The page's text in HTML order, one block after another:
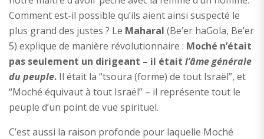
Comment est-il possible qu’ils aient ainsi suspecté le
plus grand des justes ? Le Maharal (Be’er haGola, Be’er
5) explique de manière révolutionnaire : Moché n’était
pas seulement un dirigeant – il était l’âme générale
du peuple. Il était la “tsoura (forme) de tout Israël”, et
“Moché équivaut à tout Israël” – il représente tout le
peuple d’un point de vue spirituel.
C’est aussi la raison profonde pour laquelle Moché